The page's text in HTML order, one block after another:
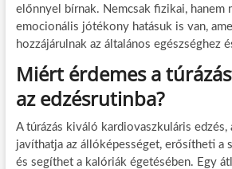
előnnyel bírnak. Nemcsak fizikai, hanem
emocionális jótékony hatásuk is van,
hozzájárulnak az általános egészséghez
Miért érdemes a
az edzésrutinba?
A túrázás kiváló kardiovaszkuláris
javíthatja az állóképességet, erősítheti a
és segíthet a kalóriák égetésében. Egy